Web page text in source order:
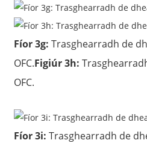
Fíor 3g: Trasghearradh de
OFC.Figiúr 3h:
OFC.
Fíor 3i: Trasghearradh de